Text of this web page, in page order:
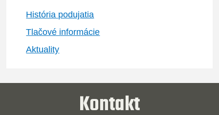
História podujatia
Tlačové informácie
Aktuality
Kontakt